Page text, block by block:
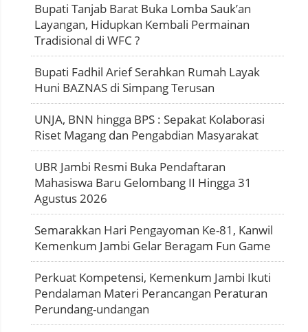
Bupati Tanjab Barat Buka Lomba Sauk’an
Layangan, Hidupkan Kembali Permainan
Tradisional di WFC ?
Bupati Fadhil Arief Serahkan Rumah Layak
Huni BAZNAS di Simpang Terusan
UNJA, BNN hingga BPS : Sepakat Kolaborasi
Riset Magang dan Pengabdian Masyarakat
UBR Jambi Resmi Buka Pendaftaran
Mahasiswa Baru Gelombang II Hingga 31
Agustus 2026
Semarakkan Hari Pengayoman Ke-81, Kanwil
Kemenkum Jambi Gelar Beragam Fun Game
Perkuat Kompetensi, Kemenkum Jambi Ikuti
Pendalaman Materi Perancangan Peraturan
Perundang-undangan